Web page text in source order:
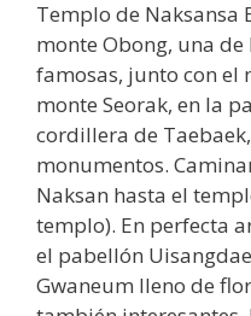
Templo de Naksansa
monte Obong, una
famosas, junto con el
monte Seorak, en la
cordillera de
monumentos.
Naksan hasta el
templo). En perfecta
el pabellón
Gwaneum lleno de